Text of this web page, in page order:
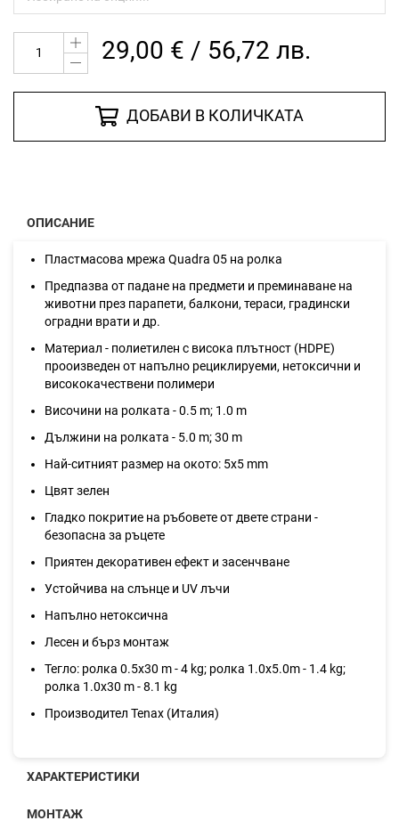
29,00 € / 56,72 лв.
ДОБАВИ В КОЛИЧКАТА
ОПИСАНИЕ
Пластмасова мрежа Quadra 05 на ролка
Предпазва от падане на предмети и преминаване на
животни през парапети, балкони, тераси, градински
оградни врати и др.
Материал - полиетилен с висока плътност (HDPE)
прооизведен от напълно рециклируеми, нетоксични и
висококачествени полимери
Височини на ролката - 0.5 m; 1.0 m
Дължини на ролката - 5.0 m; 30 m
Най-ситният размер на окото: 5х5 mm
Цвят зелен
Гладко покритие на ръбовете от двете страни -
безопасна за ръцете
Приятен декоративен ефект и засенчване
Устойчива на слънце и UV лъчи
Напълно нетоксична
Лесен и бърз монтаж
Тегло: ролка 0.5x30 m - 4 kg; ролка 1.0x5.0m - 1.4 kg;
ролка 1.0x30 m - 8.1 kg
Производител Tenax (Италия)
ХАРАКТЕРИСТИКИ
МОНТАЖ